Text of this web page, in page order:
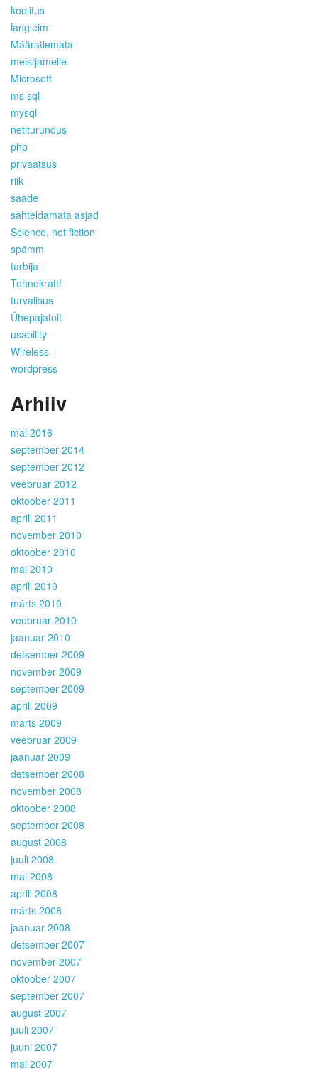
koolitus
langleim
Määratlemata
meistjameile
Microsoft
ms sql
mysql
netiturundus
php
privaatsus
riik
saade
sahteldamata asjad
Science, not fiction
spämm
tarbija
Tehnokratt!
turvalisus
Ühepajatoit
usability
Wireless
wordpress
Arhiiv
mai 2016
september 2014
september 2012
veebruar 2012
oktoober 2011
aprill 2011
november 2010
oktoober 2010
mai 2010
aprill 2010
märts 2010
veebruar 2010
jaanuar 2010
detsember 2009
november 2009
september 2009
aprill 2009
märts 2009
veebruar 2009
jaanuar 2009
detsember 2008
november 2008
oktoober 2008
september 2008
august 2008
juuli 2008
mai 2008
aprill 2008
märts 2008
jaanuar 2008
detsember 2007
november 2007
oktoober 2007
september 2007
august 2007
juuli 2007
juuni 2007
mai 2007